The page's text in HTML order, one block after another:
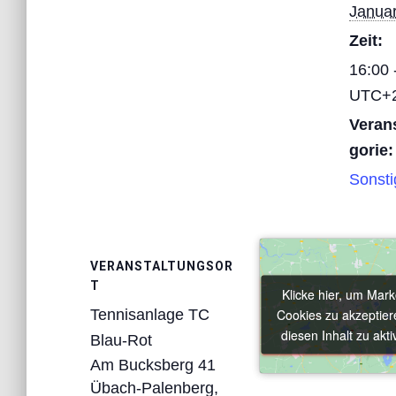
Zeit:
16:00
gorie:
VERANSTALTUNGSOR
T
Tennisanlage TC
Blau-Rot
Am Bucksberg 41
Übach-Palenberg,
Klicke hier, um
Cookies zu
diesen Inhalt zu
Klicke hier, um
Cookies zu
diesen Inhalt zu